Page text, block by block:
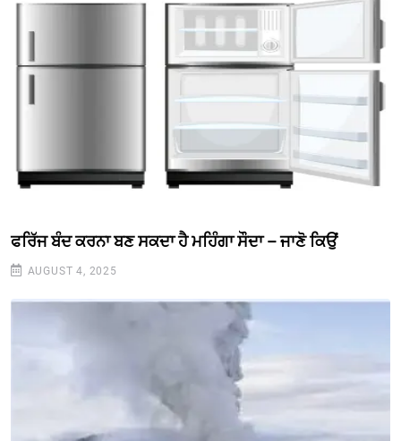
ਫਰਿੱਜ ਬੰਦ ਕਰਨਾ ਬਣ ਸਕਦਾ ਹੈ ਮਹਿੰਗਾ ਸੌਦਾ – ਜਾਣੋ ਕਿਉਂ
AUGUST 4, 2025